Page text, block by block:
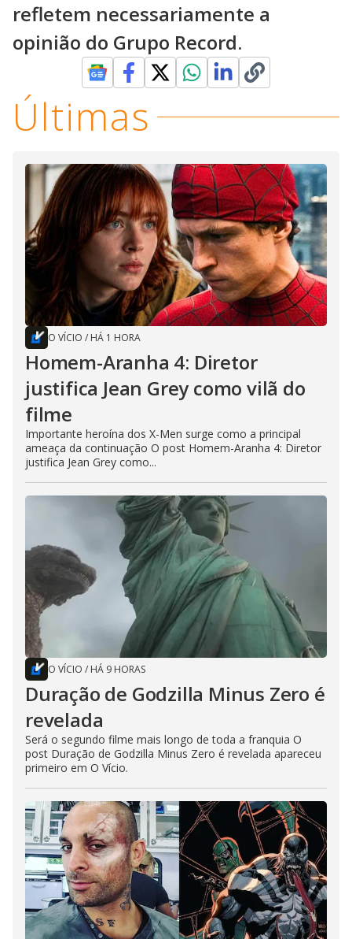
refletem necessariamente a
opinião do Grupo Record.
Últimas
O VÍCIO / HÁ 1 HORA
Homem-Aranha 4: Diretor
justifica Jean Grey como vilã do
filme
Importante heroína dos X-Men surge como a principal
ameaça da continuação O post Homem-Aranha 4: Diretor
justifica Jean Grey como...
O VÍCIO / HÁ 9 HORAS
Duração de Godzilla Minus Zero é
revelada
Será o segundo filme mais longo de toda a franquia O
post Duração de Godzilla Minus Zero é revelada apareceu
primeiro em O Vício.